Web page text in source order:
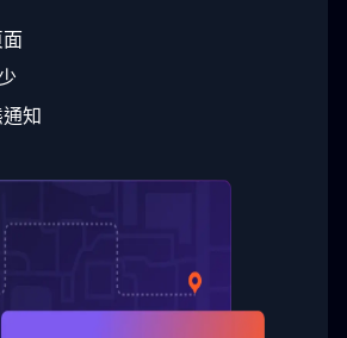
"Details": "BEIJING-
}
知